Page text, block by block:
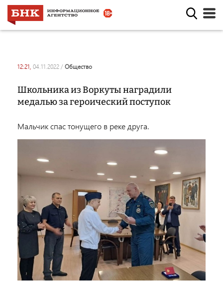
12:21, 04.11.2022 / общество
Школьника из Воркуты наградили
медалью за героический поступок
Мальчик спас тонущего в реке друга.